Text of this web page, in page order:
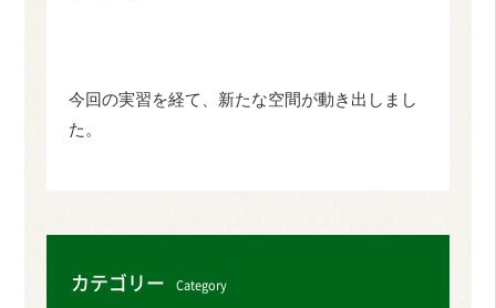
今回の実習を経て、新たな空間が動き出しまし
た。
カテゴリー Category